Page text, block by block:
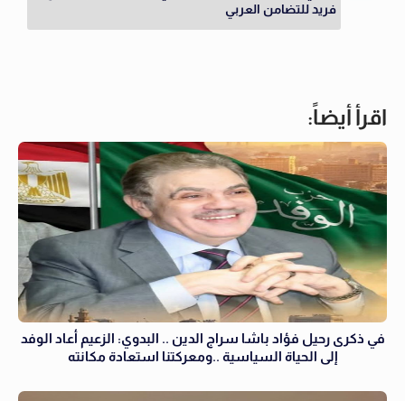
فريد للتضامن العربي
اقرأ أيضاً:
في ذكرى رحيل فؤاد باشا سراج الدين .. البدوي: الزعيم أعاد الوفد
إلى الحياة السياسية ..ومعركتنا استعادة مكانته